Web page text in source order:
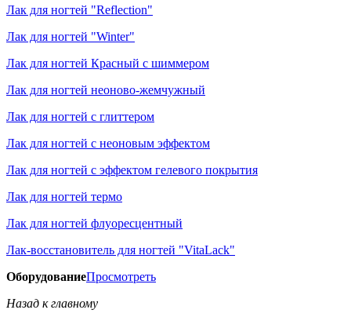
Лак для ногтей "Reflection"
Лак для ногтей "Winter"
Лак для ногтей Красный с шиммером
Лак для ногтей неоново-жемчужный
Лак для ногтей с глиттером
Лак для ногтей с неоновым эффектом
Лак для ногтей с эффектом гелевого покрытия
Лак для ногтей термо
Лак для ногтей флуоресцентный
Лак-восстановитель для ногтей "VitaLack"
ОборудованиеПросмотреть
Назад к главному